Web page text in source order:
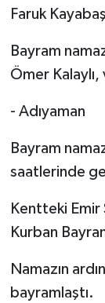
Faruk
Bayram
Ömer
- Adıyaman
Bayram
saatlerinde
Kentteki
Kurban
Namazın
bayramlaştı.